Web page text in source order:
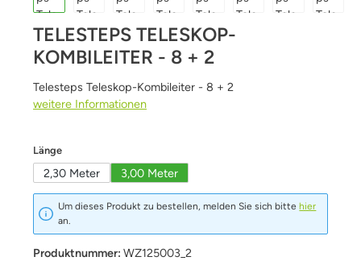
TELESTEPS TELESKOP-
KOMBILEITER - 8 + 2
Telesteps Teleskop-Kombileiter - 8 + 2
weitere Informationen
Längeauswählen
2,30 Meter 3,00 Meter
Um dieses Produkt zu bestellen, melden Sie sich bitte hier
an.
Produktnummer: WZ125003_2